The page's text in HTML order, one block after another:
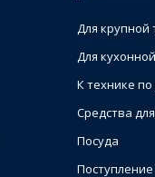
Для крупной
Для
К технике
Средства
Посуда
Поступление